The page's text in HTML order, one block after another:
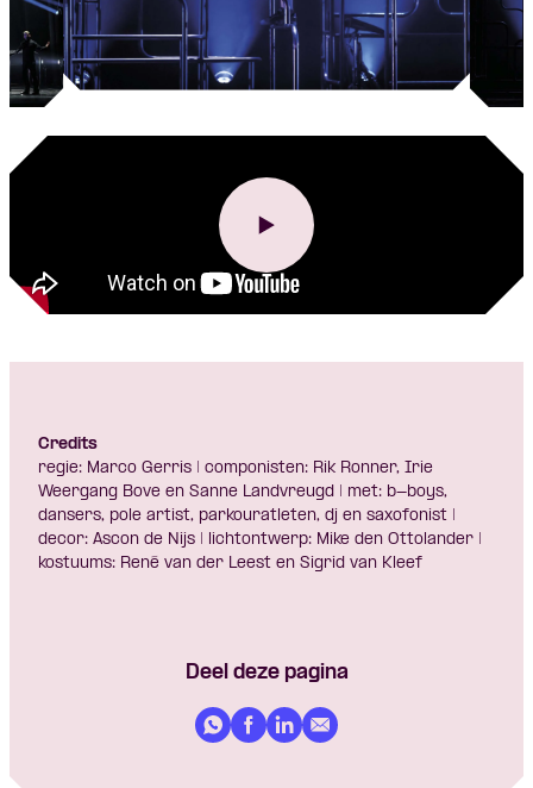
Credits
regie: Marco Gerris | componisten: Rik Ronner, Irie
Weergang Bove en Sanne Landvreugd | met: b-boys,
dansers, pole artist, parkouratleten, dj en saxofonist |
decor: Ascon de Nijs | lichtontwerp: Mike den Ottolander |
kostuums: René van der Leest en Sigrid van Kleef
Deel deze pagina